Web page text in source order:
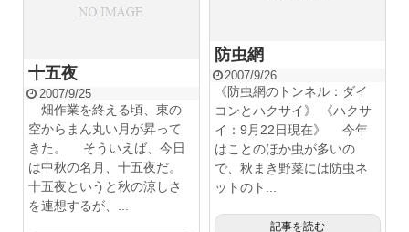
防虫網
2007/9/26
《防虫網のトンネル：ダイ
コンとハクサイ》 《ハクサ
イ：9月22日現在》 今年
はことのほか虫が多いの
で、秋まき野菜には防虫ネ
ットのト...
記事を読む
十五夜
2007/9/25
畑作業を終える頃、東の
空からまん丸い月が昇って
きた。 そういえば、今日
は中秋の名月、十五夜だ。
十五夜というと秋の涼しさ
を連想するが、...